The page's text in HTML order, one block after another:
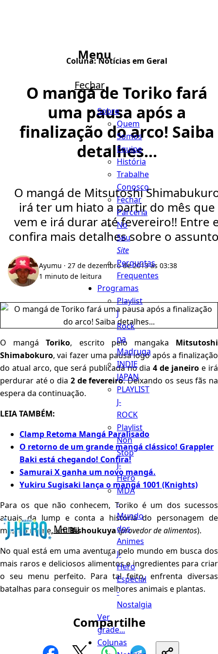
Menu
Menu
Fechar
Sobre
Quem
Somos
Equipe
História
Trabalhe
Conosco
Fechar
Parceria
No
Seu
Site
Perguntas
Frequentes
Programas
Playlist
J
Rock
na
Madruga
INDIE
JAPAN
PLAYLIST
J-
ROCK
Playlist
Non
Stop
J-
Hero
MDA
-
Mundo
dos
Animes
J-
Hero
Especial
-
Nostalgia
Ver
grade...
Colunas
Coluna:Notícias em Geral
O mangá de Toriko fará
uma pausa após a
finalização do arco! Saiba
detalhes...
O mangá de Mitsutoshi
irá ter um hiato a partir do mês que
vem e irá durar até fevereiro!! Entre
confira mais detalhes sobre o
Ayumu · 27 de dezembro de 2013 às 03:38
1 minuto de leitura
O mangá Toriko, escrito pelo mangaka Mitsutoshi
Shimabokuro, vai fazer uma pausa logo após a finalização
do atual arco, que será publicada no dia4 de janeiroe irá
perdurar até o dia 2 de fevereiro. Deixando os seus fãs na
espera da continuação.
LEIA TAMBÉM:
Clamp Retoma Mangá Paralisado
O retorno de um grande mangá clássico! Grappler
Baki está chegando! Confira!
Samurai X ganha um novo mangá.
Yukiru Sugisaki lança o mangá 1001 (Knights)
Para os que não conhecem, Toriko é um dos sucessos
atuais da Jump e conta a história do personagem de
mesmo nome,umBishoukuya(provedor de alimentos).
No qual está em uma aventura pelo mundo em busca dos
mais raros e deliciosos alimentos e ingredientes para criar
o seu menu perfeito. Para tal feito, enfrenta diversas
batalhas para conseguir os melhores animais e plantas.
Compartilhe